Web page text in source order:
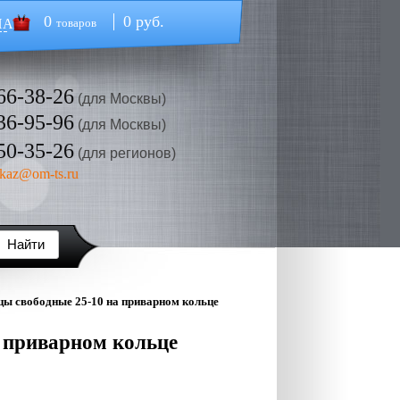
0 товаров 0 руб.
38-26 (для Москвы)
95-96 (для Москвы)
35-26 (для регионов)
ts.ru
свободные 25-10 на приварном кольце
кольце